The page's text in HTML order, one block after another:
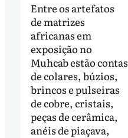
Entre os artefatos
de matrizes
africanas em
exposição no
Muhcab estão contas
de colares, búzios,
brincos e pulseiras
de cobre, cristais,
peças de cerâmica,
anéis de piaçava,